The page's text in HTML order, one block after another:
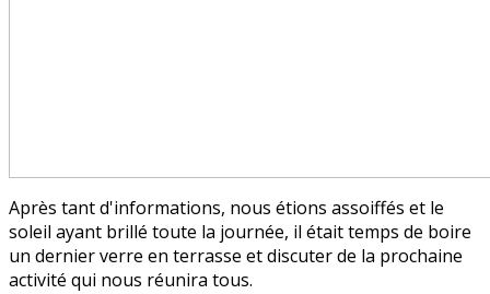
Après tant d'informations, nous étions assoiffés et le
soleil ayant brillé toute la journée, il était temps de boire
un dernier verre en terrasse et discuter de la prochaine
activité qui nous réunira tous.